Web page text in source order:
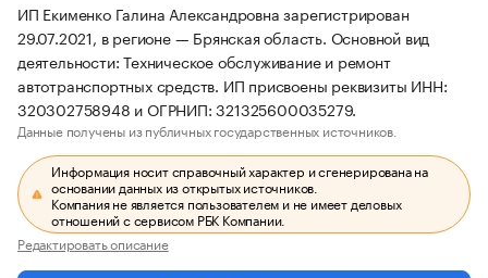
ИП Екименко Галина Александровна зарегистрирован
29.07.2021, в регионе — Брянская область. Основной вид
деятельности: Техническое обслуживание и ремонт
автотранспортных средств. ИП присвоены реквизиты ИНН:
320302758948 и ОГРНИП: 321325600035279.
Данные получены из публичных государственных источников.
Информация носит справочный характер и сгенерирована на
основании данных из открытых источников.
Компания не является пользователем и не имеет деловых
отношений с сервисом РБК Компании.
Редактировать описание